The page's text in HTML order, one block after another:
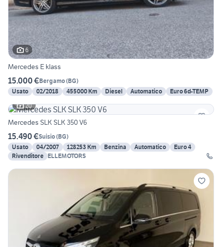
6
Mercedes E klass
15.000 €Bergamo(BG)
Usato
02/2018 455000 Km Diesel Automatico
Euro 6d-TEMP
20
Mercedes SLK SLK 350 V6
15.490 €Suisio(BG)
Usato
04/2007 128253 Km Benzina Automatico
Euro 4
Rivenditore ELLEMOTORS